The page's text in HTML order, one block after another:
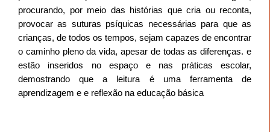
procurando, por meio das histórias que cria ou reconta,
provocar as suturas psíquicas necessárias para que as
crianças, de todos os tempos, sejam capazes de encontrar
o caminho pleno da vida, apesar de todas as diferenças. e
estão inseridos no espaço e nas práticas escolar,
demostrando que a leitura é uma ferramenta de
aprendizagem e e reflexão na educação básica